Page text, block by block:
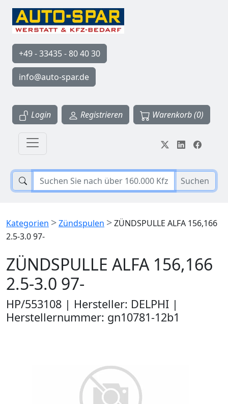
+49 - 33435 - 80 40 30
info@auto-spar.de
Login Registrieren Warenkorb (0)
Suchen
Kategorien >Zündspulen >ZÜNDSPULLE ALFA 156,166
2.5-3.0 97-
ZÜNDSPULLE ALFA 156,166
2.5-3.0 97-
HP/553108 | Hersteller: DELPHI |
Herstellernummer: gn10781-12b1